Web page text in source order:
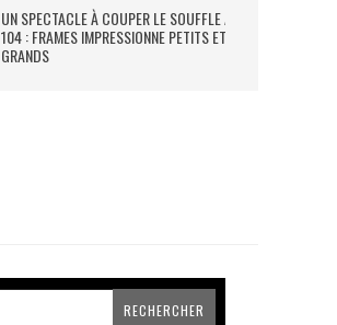
UN SPECTACLE À COUPER LE SOUFFLE AU
104 : FRAMES IMPRESSIONNE PETITS ET
GRANDS